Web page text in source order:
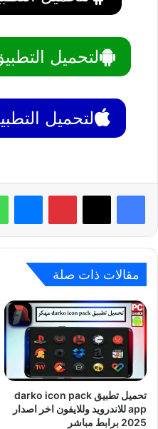
لتحميل
لتحميل
بينتيريست
مقالات ذات صلة
تحميل تطبيق darko icon pack
app للاندرويد وللايفون اخر اصدار
2025 برابط مباشر